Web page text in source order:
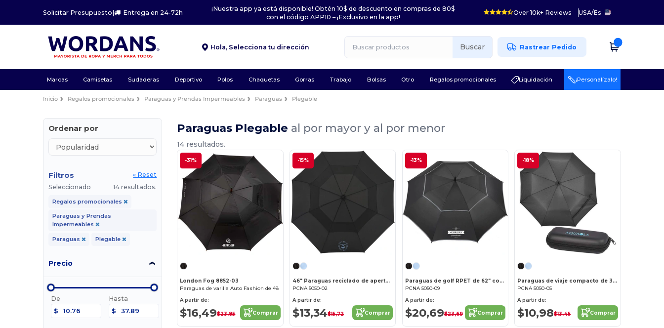
Solicitar Presupuesto| Entrega en 24-72h
¡Nuestra app ya está disponible! Obtén 10$ de descuento en compras de 80$
con el código APP10 – ¡Exclusivo en la app!
Over 10k+ Reviews USA/Es
Hola, Selecciona tu dirección Buscar Rastrear Pedido
Marcas Camisetas Sudaderas Deportivo Polos Chaquetas Gorras Trabajo Bolsas Otro Regalos promocionales Liquidación ¡Personalízalo!
Inicio Regalos promocionales Paraguas y Prendas Impermeables Paraguas Plegable
Ordenar por
Filtros
« Reset
Seleccionado
14 resultados.
Regalos promocionales
Paraguas y Prendas
Impermeables
Paraguas Plegable
Precio
De
$
Hasta
$
Paraguas Plegable al por mayor y al por menor
14 resultados.
-31%
London Fog 8852-03
Paraguas de varilla Auto Fashion de 48
A partir de:
$16,49$23,85 Comprar
-15%
46" Paraguas reciclado de apertura automática
PCNA 5050-02
A partir de:
$13,34$15,72 Comprar
-13%
Paraguas de golf RPET de 62" con ribete reflectante
PCNA 5050-09
A partir de:
$20,69$23,69 Comprar
-18%
Paraguas de viaje compacto de 37" con funda
PCNA 5050-05
A partir de:
$10,98$13,45 Comprar